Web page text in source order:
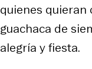
quienes quieran
guachaca de
alegría y fiesta.